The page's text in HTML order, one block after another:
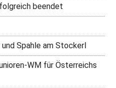
beendet
und Spahle am Stockerl
WM für Österreichs